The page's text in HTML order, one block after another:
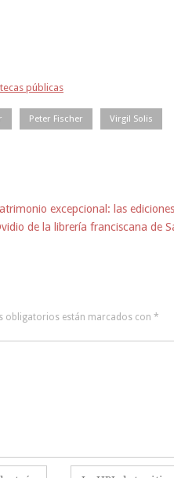
públicas
Peter Fischer Virgil Solis
excepcional: las
de la librería franciscana de
obligatorios están marcados con *
Web